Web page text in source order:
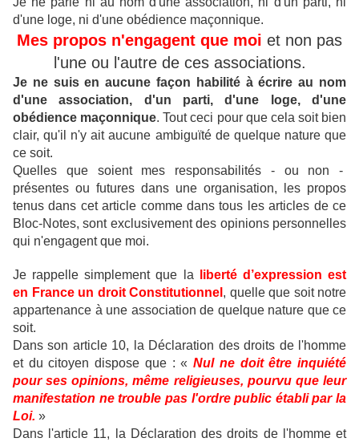
d'une loge, ni d'une obédience maçonnique.
Mes propos n'engagent que moi et non pas
l'une ou l'autre de ces associations.
Je ne suis en aucune façon habilité à écrire au nom
d'une association, d'un parti, d'une loge, d'une
obédience maçonnique.Tout ceci pour que cela soit bien
clair, qu'il n'y ait aucune ambiguïté de quelque nature que
ce soit.
Quelles que soient mes responsabilités - ou non -
présentes ou futures dans une organisation, les propos
tenus dans cet article comme dans tous les articles de ce
Bloc-Notes, sont exclusivement des opinions personnelles
qui n'engagent que moi.
Je rappelle simplement que la
liberté d’expression est
en France un droit Constitutionnel , quelle que soit notre
appartenance à une association de quelque nature que ce
soit.
Dans son article 10, la Déclaration des droits de l'homme
et du citoyen dispose que : «Nul ne doit être inquiété
pour ses opinions, même religieuses, pourvu que leur
manifestation ne trouble pas l'ordre public établi par la
Loi. »
Dans l'article 11, la Déclaration des droits de l'homme et